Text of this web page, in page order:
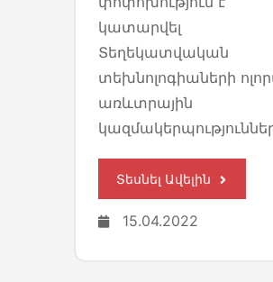
կատարվել
Տեղեկատվական
տեխնոլոգիաների
առևտրային
Տեսնել Ավելին
15.04.2022